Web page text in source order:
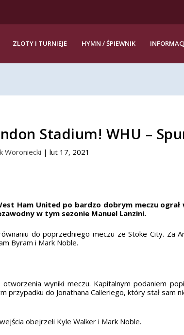
ZLOTY I TURNIEJE HYMN / ŚPIEWNIK
Stadium! WHU –
Woroniecki | lut 17, 2021
Ham United po bardzo dobrym meczu
w tym sezonie Manuel Lanzini.
do poprzedniego meczu ze Stoke City. Za
Byram i Mark Noble.
wyniki meczu. Kapitalnym podaniem
przypadku do Jonathana Calleriego, który stał sam
obejrzeli Kyle Walker i Mark Noble.